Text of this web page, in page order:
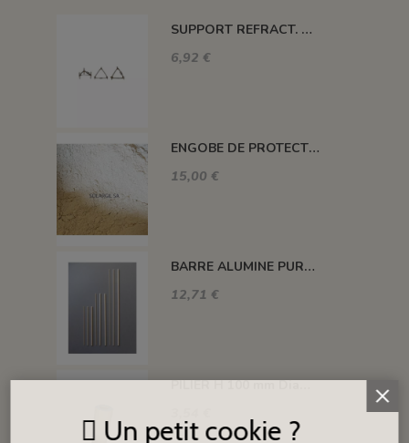
SUPPORT REFRACT. DOUBLE ROND Ø 100 MM 1260°C
6,92 €
ENGOBE DE PROTECTION POUR LES PLAQUES
15,00 €
BARRE ALUMINE PURE 1400°C L200 X 2 MM
12,71 €
PILIER H 100 mm Diam.43 mm 1350°C
Un petit cookie ?